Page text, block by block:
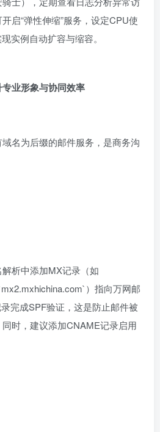
启“弹性伸缩”服务，设定CPU使
实例自动扩容与缩容。
业形象与协同效率
名为后缀的邮件服务，是商务沟
析中添加MX记录（如
）指向万网邮
完成SPF验证，这是防止邮件被
时，建议添加CNAME记录启用